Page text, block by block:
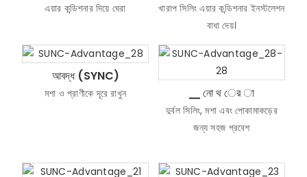
এয়ার কন্ডিশনার দিয়ে ঘেরা
খারাপ সিলিং এয়ার কন্ডিশনার ইনস্টলেশন
বাধা দেয়।
আবদ্ধ (SYNC)
মশা ও প্রাণীকে দূরে রাখুন ▁ নো থ ের া
দুর্বল সিলিং, মশা এবং পোকামাকড়ের
জন্য সহজ প্রবেশ